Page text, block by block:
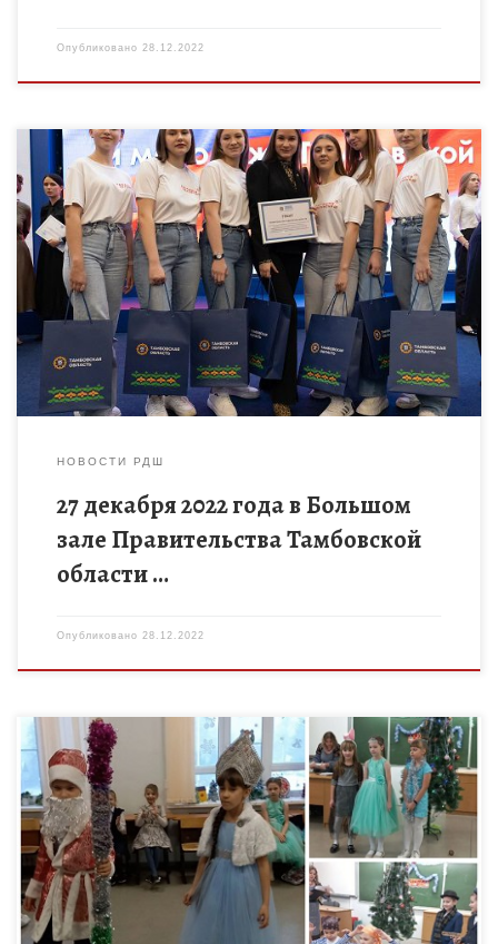
Опубликовано 28.12.2022
27 декабря 2022 года в Большом зале Правительства
Тамбовской области состоялась торжественная церемония
вручения грантов Правительства Тамбовской области
талантливым детям. В рамках проведения церемонии
победители […]
НОВОСТИ РДШ
27 декабря 2022 года в Большом
зале Правительства Тамбовской
области …
Опубликовано 28.12.2022
Новогодняя сказка пришла сегодня в д/о «Теремок» педагога
дополнительного образования Л.В.Плешаковой с
приключениями. Появление двух Гадостей чуть не сорвало
новогоднее представление , но благодаря Шерлоку […]